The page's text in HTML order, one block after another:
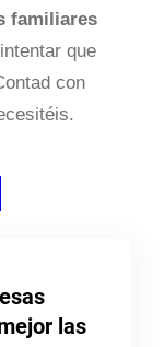
familiares
que
con
las